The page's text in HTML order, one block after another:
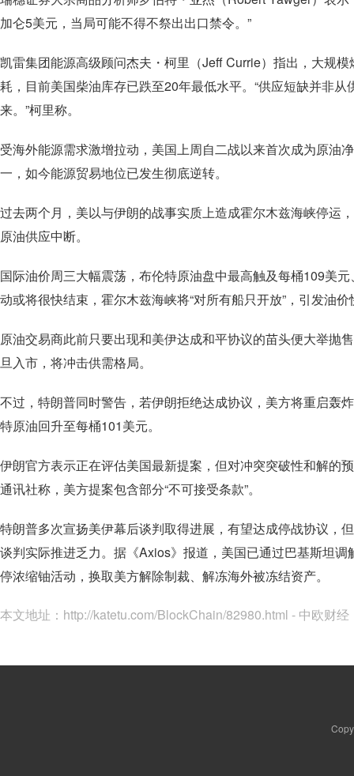
加仑5美元，当局可能不得不祭出出口禁令。”
凯雷集团能源高级顾问杰夫・柯里（Jeff Currie）指出，大规
耗，目前美国柴油库存已跌至20年最低水平。“供应短缺并非
来。”柯里称。
受海外能源需求激增拉动，美国上周自二战以来首次成为原油
一，如今能源贸易地位已发生彻底逆转。
过去两个月，美以与伊朗的战事实质上造成霍尔木兹海峡停运
原油供应中断。
国际油价周三大幅震荡，布伦特原油盘中最高触及每桶109美
动或将很快结束，霍尔木兹海峡将“对所有船只开放”，引发油
原油交易商此前只要出现和美伊达成和平协议的苗头便大举抛
旦入市，将冲击供需格局。
不过，特朗普同时警告，若伊朗拒绝达成协议，美方将重启轰
特原油回升至每桶101美元。
伊朗官方表示正在评估美国最新提案，但对冲突突破性和解的
通讯社称，美方提案包含部分“不可接受条款”。
特朗普多次宣扬美伊幕后谈判取得进展，有望达成停战协议，
谈判实际推进乏力。据《Axios》报道，美国已通过巴基斯坦
停浓缩铀活动，换取美方解除制裁、解冻海外被冻结资产。
本文地址： http://katetu.com/BlockChain/82980.html - 中欧财经